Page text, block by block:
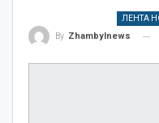
ЛЕНТА
By Zhambylnews